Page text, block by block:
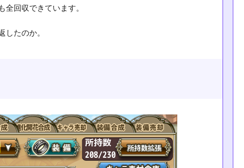
回収できています。
たのか。